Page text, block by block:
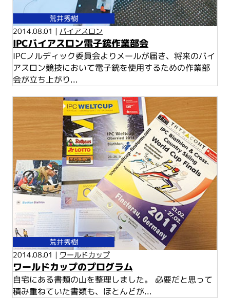
荒井秀樹
2014.08.01 | バイアスロン
IPCバイアスロン電子銃作業部会
IPCノルディック委員会よりメールが届き、将来のバイ
アスロン競技において電子銃を使用するための作業部
会が立ち上がり...
荒井秀樹
2014.08.01 | ワールドカップ
ワールドカップのプログラム
自宅にある書類の山を整理しました。 必要だと思って
積み重ねていた書類も、ほとんどが...